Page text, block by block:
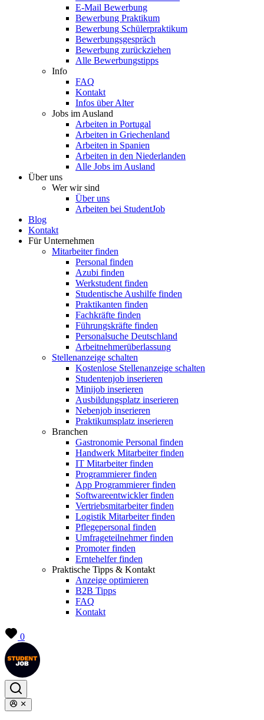
E-Mail Bewerbung
Bewerbung Praktikum
Bewerbung Schülerpraktikum
Bewerbungsgespräch
Bewerbung zurückziehen
Alle Bewerbungstipps
Info
FAQ
Kontakt
Infos über Alter
Jobs im Ausland
Arbeiten in Portugal
Arbeiten in Griechenland
Arbeiten in Spanien
Arbeiten in den Niederlanden
Alle Jobs im Ausland
Über uns
Wer wir sind
Über uns
Arbeiten bei StudentJob
Blog
Kontakt
Für Unternehmen
Mitarbeiter finden
Personal finden
Azubi finden
Werkstudent finden
Studentische Aushilfe finden
Praktikanten finden
Fachkräfte finden
Führungskräfte finden
Personalsuche Deutschland
Arbeitnehmerüberlassung
Stellenanzeige schalten
Kostenlose Stellenanzeige schalten
Studentenjob inserieren
Minijob inserieren
Ausbildungsplatz inserieren
Nebenjob inserieren
Praktikumsplatz inserieren
Branchen
Gastronomie Personal finden
Handwerk Mitarbeiter finden
IT Mitarbeiter finden
Programmierer finden
App Programmierer finden
Softwareentwickler finden
Vertriebsmitarbeiter finden
Logistik Mitarbeiter finden
Pflegepersonal finden
Umfrageteilnehmer finden
Promoter finden
Erntehelfer finden
Praktische Tipps & Kontakt
Anzeige optimieren
B2B Tipps
FAQ
Kontakt
0